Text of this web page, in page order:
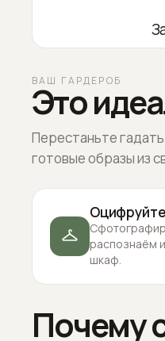
ВАШ ГАРДЕРОБ
Это
Перестаньте
готовые образы из
распознаём
шкаф.
Почему